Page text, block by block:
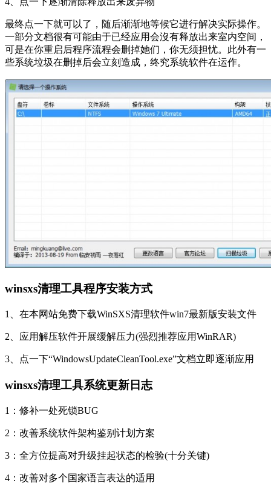
最终点一下就可以了，随后渐渐地等候它进行解决实际操作。
一部分文档很有可能由于已经应用会沒有释放出来室内空间，
可是在你重启后程序流程会删掉她们，你无须担忧。此外有一
些系统垃圾在删掉后会立刻造成，终究系统软件在运作。
winsxs清理工具程序安装方式
1、在本网站免费下载WinSXS清理软件win7最新版安装文件
2、应用解压软件开展缓解压力(强烈推荐应用WinRAR)
3、点一下“WindowsUpdateCleanTool.exe”文档立即逐渐应用
winsxs清理工具系统更新日志
1：修补一处死锁BUG
2：改善系统软件架构鉴别计划方案
3：全方位提高对升级挂起状态的检验(十分关键)
4：改善对多个国家语言表达的适用